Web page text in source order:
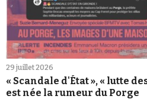
29 juillet 2026
« Scandale d'État », « lutte
est née la rumeur du Porge